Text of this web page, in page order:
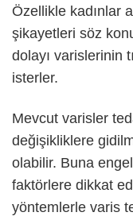
Özellikle kadınlar
şikayetleri söz
dolayı varislerinin
isterler.
Mevcut varisler
değişikliklere
olabilir. Buna
faktörlere dikkat
yöntemlerle varis